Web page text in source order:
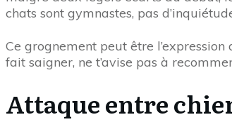
chats sont gymnastes, pas
Ce grognement peut être
fait saigner, ne t’avise pas à
Attaque entre